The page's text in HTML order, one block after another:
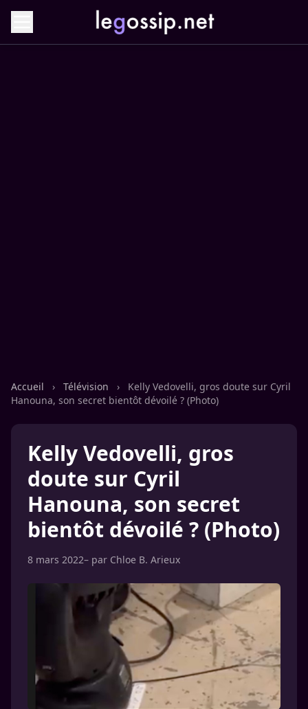
Accueil › Télévision ›
Kelly Vedovelli, gros doute sur Cyril
Hanouna, son secret bientôt dévoilé ? (Photo)
Kelly Vedovelli, gros
doute sur Cyril
Hanouna, son secret
bientôt dévoilé ? (Photo)
8 mars 2022– par Chloe B. Arieux